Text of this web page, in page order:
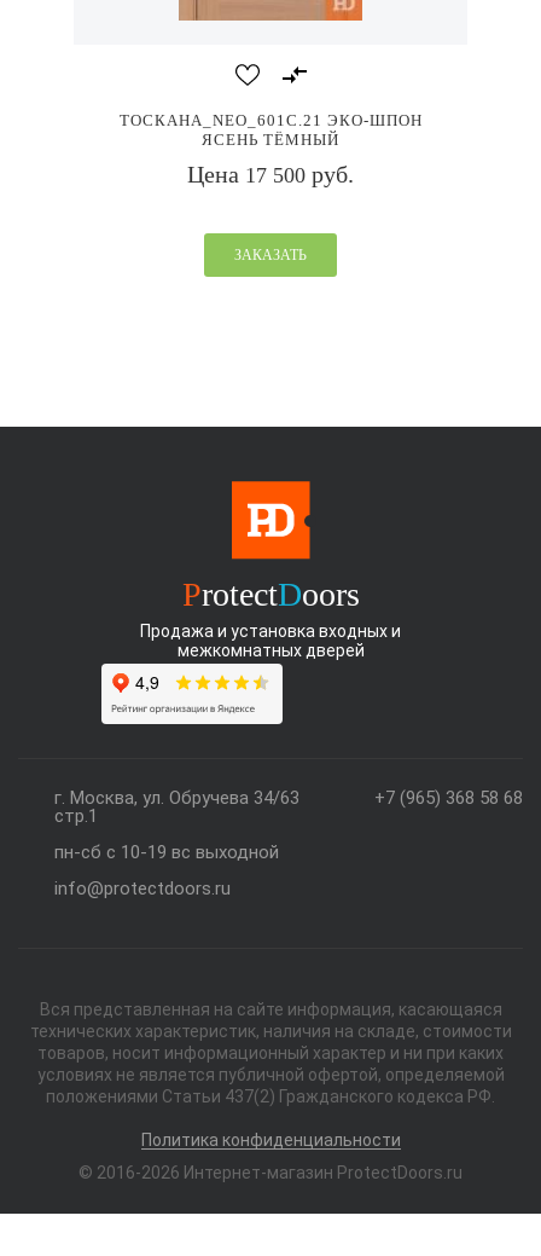
ТОСКАНА_NEO_601С.21 ЭКО-ШПОН
ЯСЕНЬ ТЁМНЫЙ
Цена 17 500 руб.
ЗАКАЗАТЬ
ProtectDoors
Продажа и установка входных и
межкомнатных дверей
+7 (965) 368 58 68
г. Москва, ул. Обручева 34/63
стр.1
пн-сб с 10-19 вс выходной
info@protectdoors.ru
Вся представленная на сайте информация, касающаяся
технических характеристик, наличия на складе, стоимости
товаров, носит информационный характер и ни при каких
условиях не является публичной офертой, определяемой
положениями Статьи 437(2) Гражданского кодекса РФ.
Политика конфиденциальности
© 2016-2026 Интернет-магазин ProtectDoors.ru